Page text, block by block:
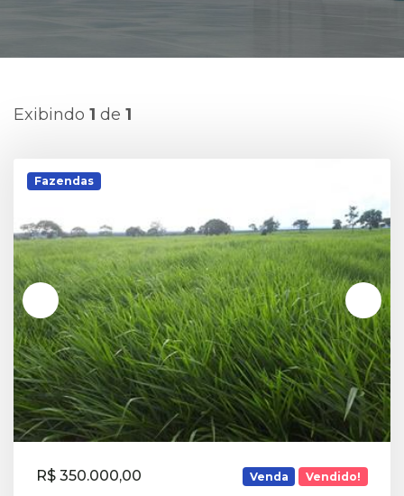
Exibindo 1 de 1
Fazendas
R$ 350.000,00 Venda Vendido!